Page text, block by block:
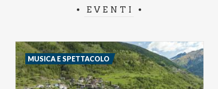
EVENTI
MUSICA E SPETTACOLO